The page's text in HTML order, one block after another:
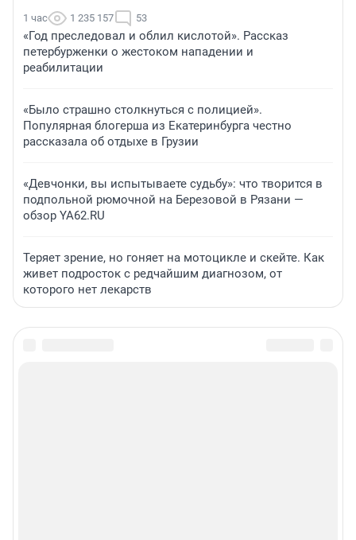
1 час 1 235 157 53
«Год преследовал и облил кислотой». Рассказ
петербурженки о жестоком нападении и
реабилитации
«Было страшно столкнуться с полицией».
Популярная блогерша из Екатеринбурга честно
рассказала об отдыхе в Грузии
«Девчонки, вы испытываете судьбу»: что творится в
подпольной рюмочной на Березовой в Рязани —
обзор YA62.RU
Теряет зрение, но гоняет на мотоцикле и скейте. Как
живет подросток с редчайшим диагнозом, от
которого нет лекарств